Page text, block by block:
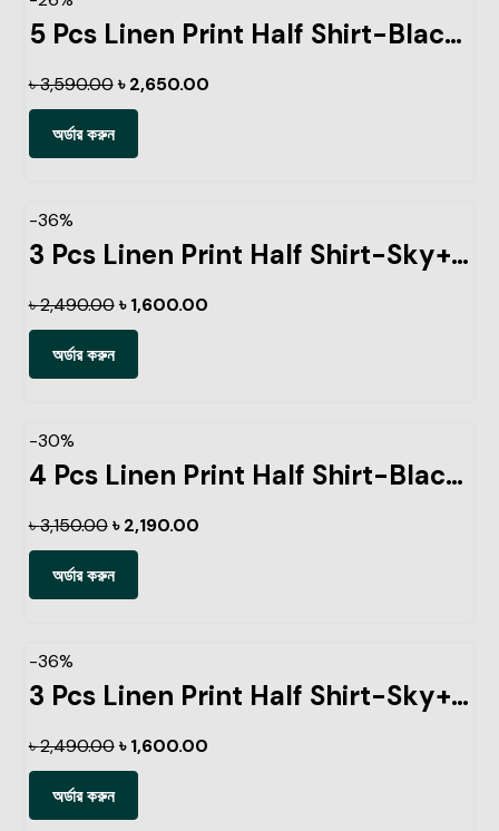
5 Pcs Linen Print Half Shirt-Black+Sky+Petrol+Lemon+Kathal
৳3,590.00 ৳2,650.00
অর্ডার করুন
-36%
3 Pcs Linen Print Half Shirt-Sky+Petrol+Pest
৳2,490.00 ৳1,600.00
অর্ডার করুন
-30%
4 Pcs Linen Print Half Shirt-Black+Sky+Petrol+Ash
৳3,150.00 ৳2,190.00
অর্ডার করুন
-36%
3 Pcs Linen Print Half Shirt-Sky+Petrol+Lemon
৳2,490.00 ৳1,600.00
অর্ডার করুন